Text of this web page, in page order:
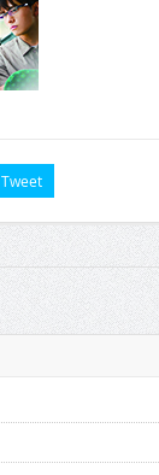
Tweet